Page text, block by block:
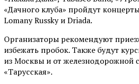
«Дачного клуба» пройдут
Lomany Russky и Driada.
Организаторы рекомендуют
избежать пробок. Также будут
из Москвы и от железнодорожной
«Тарусская».